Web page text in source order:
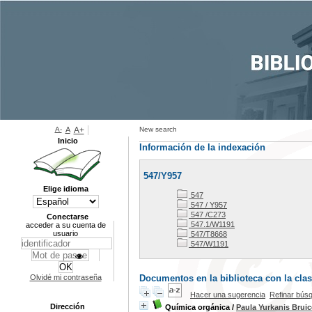
New search
Información de la indexación
547/Y957
547
547 / Y957
547 /C273
547.1/W1191
547/T8668
547/W1191
Documentos en la biblioteca con la
Hacer una sugerencia Refinar
Química orgánica / Paula Yurkanis
A- A A+
Inicio
Elige idioma
Conectarse
acceder a su cuenta de
usuario
Olvidé mi contraseña
Dirección